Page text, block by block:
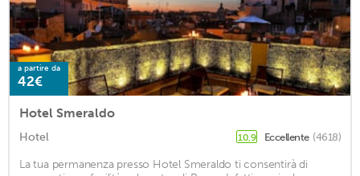
a partire da
42€
Hotel Smeraldo
Hotel 10,9 Eccellente (4618)
La tua permanenza presso Hotel Smeraldo ti consentirà di